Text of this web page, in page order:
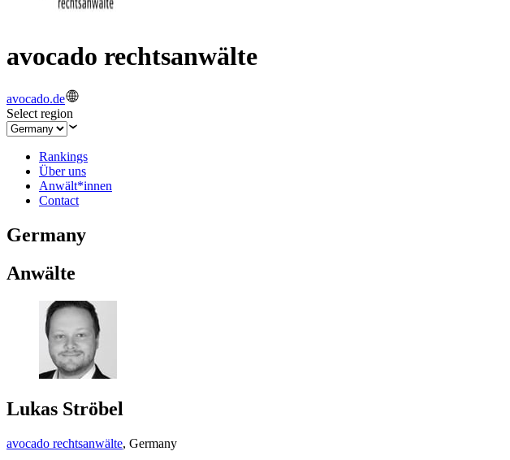
avocado rechtsanwälte
avocado.de
Select region
Rankings
Über uns
Anwält*innen
Contact
Germany
Anwälte
Lukas Ströbel
avocado rechtsanwälte, Germany